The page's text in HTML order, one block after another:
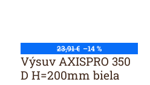
23,91 € –14 %
Výsuv AXISPRO 350
D H=200mm biela